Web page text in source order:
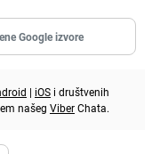
Google izvore
| iOS i društvenih
našeg ViberChata.